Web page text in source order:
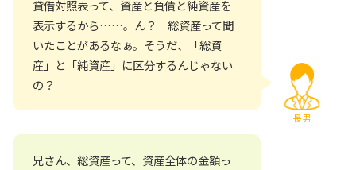
貸借対照表って、資産と負債と純資産を
表示するから……。ん？ 総資産って聞
いたことがあるなぁ。そうだ、「総資
産」と「純資産」に区分するんじゃない
の？
長男
兄さん、総資産って、資産全体の金額っ